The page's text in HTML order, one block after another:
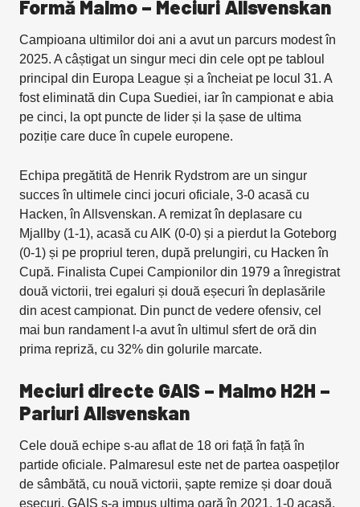
Formă Malmo – Meciuri Allsvenskan
Campioana ultimilor doi ani a avut un parcurs modest în
2025. A câștigat un singur meci din cele opt pe tabloul
principal din Europa League și a încheiat pe locul 31. A
fost eliminată din Cupa Suediei, iar în campionat e abia
pe cinci, la opt puncte de lider și la șase de ultima
poziție care duce în cupele europene.
Echipa pregătită de Henrik Rydstrom are un singur
succes în ultimele cinci jocuri oficiale, 3-0 acasă cu
Hacken, în Allsvenskan. A remizat în deplasare cu
Mjallby (1-1), acasă cu AIK (0-0) și a pierdut la Goteborg
(0-1) și pe propriul teren, după prelungiri, cu Hacken în
Cupă. Finalista Cupei Campionilor din 1979 a înregistrat
două victorii, trei egaluri și două eșecuri în deplasările
din acest campionat. Din punct de vedere ofensiv, cel
mai bun randament l-a avut în ultimul sfert de oră din
prima repriză, cu 32% din golurile marcate.
Meciuri directe GAIS – Malmo H2H –
Pariuri Allsvenskan
Cele două echipe s-au aflat de 18 ori față în față în
partide oficiale. Palmaresul este net de partea oaspeților
de sâmbătă, cu nouă victorii, șapte remize și doar două
eșecuri. GAIS s-a impus ultima oară în 2021, 1-0 acasă,